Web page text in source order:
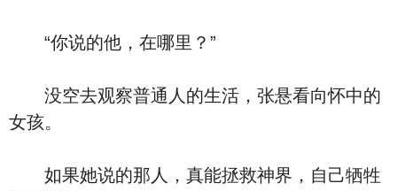
“你说的他，在哪里？”
没空去观察普通人的生活，张悬看向怀中的
女孩。
如果她说的那人，真能拯救神界，自己牺牲